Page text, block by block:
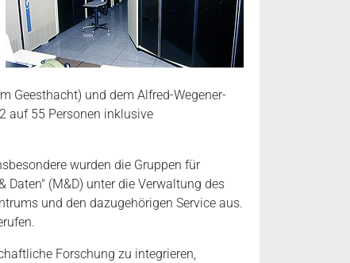
Geesthacht) und dem Alfred-Wegener-
auf 55 Personen inklusive
wurden die Gruppen für
(M&D) unter die Verwaltung des
und den dazugehörigen Service aus.
Forschung zu integrieren,